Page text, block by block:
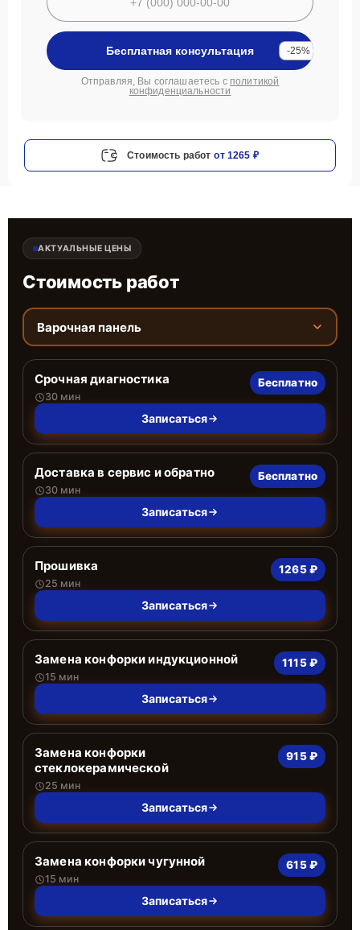
Бесплатная консультация -25%
Отправляя, Вы соглашаетесь с политикой
конфиденциальности
Стоимость работ от 1265 ₽
АКТУАЛЬНЫЕ ЦЕНЫ
Стоимость работ
Варочная панель
Срочная диагностика
30 мин
Бесплатно
Записаться
Доставка в сервис и обратно
30 мин
Бесплатно
Записаться
Прошивка
25 мин
1265 ₽
Записаться
Замена конфорки индукционной
15 мин
1115 ₽
Записаться
Замена конфорки
стеклокерамической
25 мин
915 ₽
Записаться
Замена конфорки чугунной
15 мин
615 ₽
Записаться